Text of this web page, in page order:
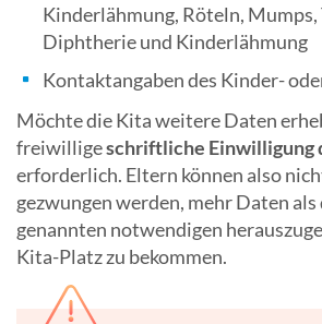
Kinderlähmung, Röteln, Mumps,
Diphtherie und Kinderlähmung
Kontaktangaben des Kinder-
Möchte die Kita weitere Daten
freiwilligeschriftliche Einwilligung
erforderlich. Eltern können also
gezwungen werden, mehr Daten als
genannten notwendigen
Kita-Platz zu bekommen.